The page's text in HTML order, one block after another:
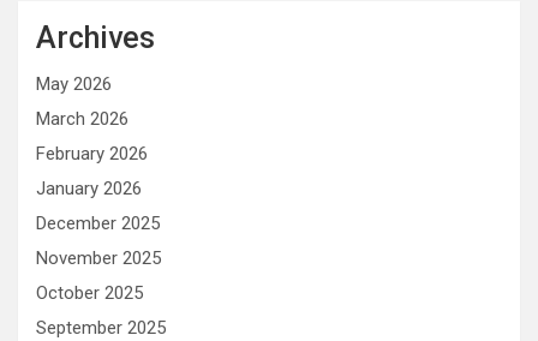
Archives
May 2026
March 2026
February 2026
January 2026
December 2025
November 2025
October 2025
September 2025